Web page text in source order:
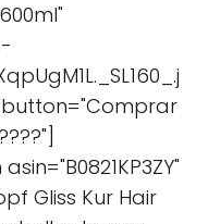
Gliss Kur Hair